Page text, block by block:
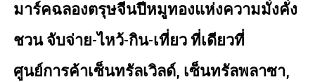
มาร์คฉลองตรุษจีนปีหมูทองแห่งความมั่งคั่ง
ชวน จับจ่าย-ไหว้-กิน-เที่ยว ที่เดียวที่
ศูนย์การค้าเซ็นทรัลเวิลด์, เซ็นทรัลพลาซา,